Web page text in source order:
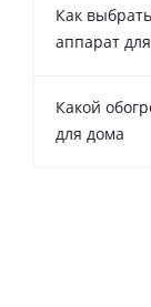
Как
аппарат
Какой
для дома